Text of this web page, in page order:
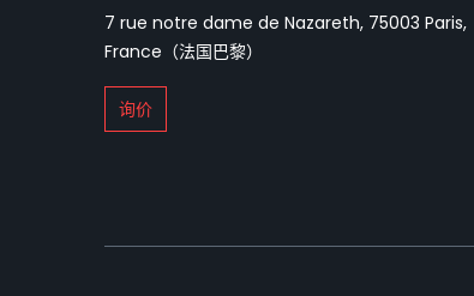
7 rue notre dame de Nazareth, 75003 Paris,
France（法国巴黎）
询价